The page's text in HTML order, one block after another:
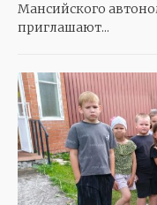
Мансийского
приглашают...